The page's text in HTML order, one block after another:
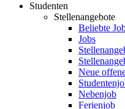
Studenten
Stellenangebote
Beliebte
Jobs
Neue
Nebenjob
Ferienjob